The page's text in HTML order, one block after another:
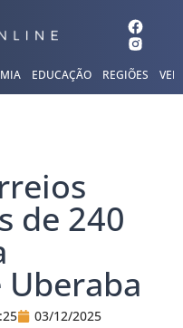
EDUCAÇÃO REGIÕES
de 240
03/12/2025